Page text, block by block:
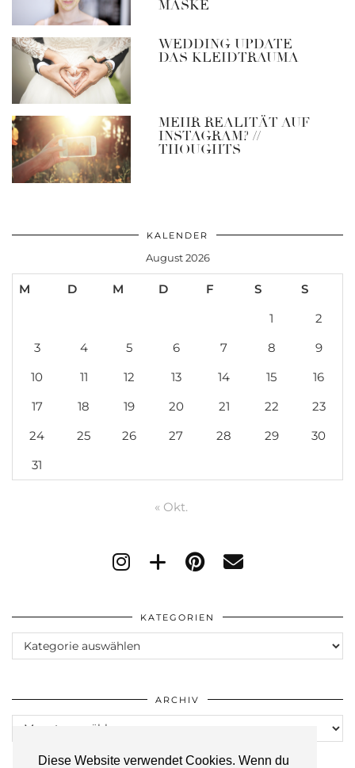
Diese Website verwendet Cookies. Wenn du
MASKE
WEDDING UPDATE –
DAS KLEIDTRAUMA
MEHR REALITÄT AUF
INSTAGRAM? //
THOUGHTS
KALENDER
August 2026
M D M D F S
S
1
2
3
4 5 6 7 8
9
10
11 12 13 14 15
16
17
18 19 20 21 22
23
24
25 26 27 28 29
30
31
« Okt.
KATEGORIEN
Kategorien
ARCHIV
Archiv